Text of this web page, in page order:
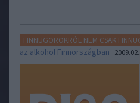
FINNUGOROKRÓL NEM CSAK
az alkohol Finnországban